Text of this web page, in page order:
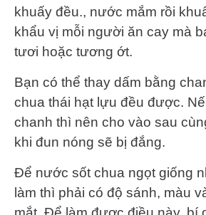
khuấy đều., nước mắm rồi
khẩu vị mỗi người ăn cay mà
tươi hoặc tương ớt.
Bạn có thể thay dấm bằng
chua thái hạt lựu đều được.
chanh thì nên cho vào sau
khi đun nóng sẽ bị đắng.
Để nước sốt chua ngọt giống
làm thì phải có độ sánh, màu